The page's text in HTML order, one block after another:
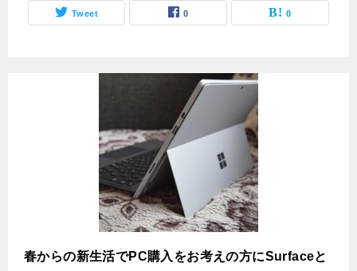
Tweet 0 0
春からの新生活でPC購入をお考えの方にSurfaceと